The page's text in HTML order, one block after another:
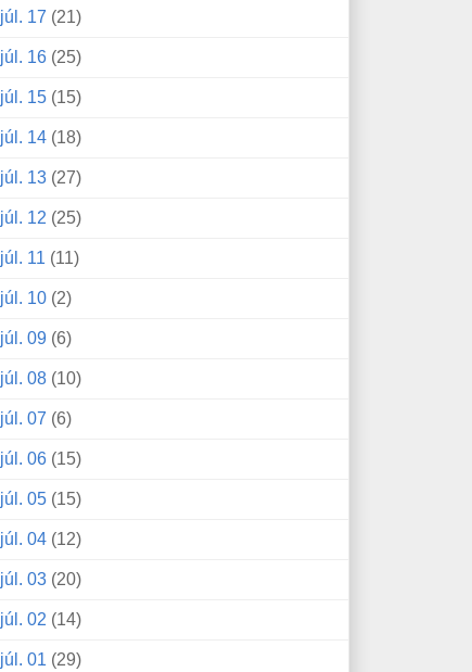
júl. 17 (21)
júl. 16 (25)
júl. 15 (15)
júl. 14 (18)
júl. 13 (27)
júl. 12 (25)
júl. 11 (11)
júl. 10 (2)
júl. 09 (6)
júl. 08 (10)
júl. 07 (6)
júl. 06 (15)
júl. 05 (15)
júl. 04 (12)
júl. 03 (20)
júl. 02 (14)
júl. 01 (29)